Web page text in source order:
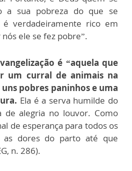
a sua pobreza do que se
verdadeiramente rico em
ele se fez pobre”.
é “aquela que
um curral de animais na
uns pobres paninhos e uma
Ela é a serva humilde do
de alegria no louvor. Como
de esperança para todos os
as dores do parto até que
n. 286).